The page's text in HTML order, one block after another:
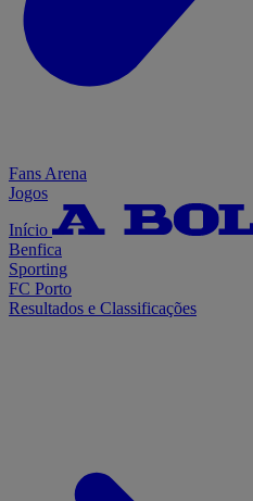
Fans Arena
Jogos
Início
Benfica
Sporting
FC Porto
Resultados e Classificações